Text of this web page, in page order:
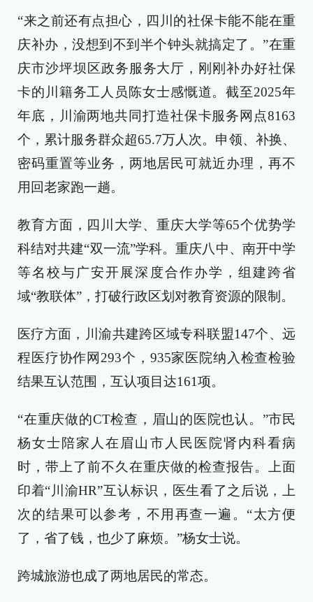
“来之前还有点担心，四川的社保卡能不能在重
庆补办，没想到不到半个钟头就搞定了。”在重
庆市沙坪坝区政务服务大厅，刚刚补办好社保
卡的川籍务工人员陈女士感慨道。截至2025年
年底，川渝两地共同打造社保卡服务网点8163
个，累计服务群众超65.7万人次。申领、补换、
密码重置等业务，两地居民可就近办理，再不
用回老家跑一趟。
教育方面，四川大学、重庆大学等65个优势学
科结对共建“双一流”学科。重庆八中、南开中学
等名校与广安开展深度合作办学，组建跨省
域“教联体”，打破行政区划对教育资源的限制。
医疗方面，川渝共建跨区域专科联盟147个、远
程医疗协作网293个，935家医院纳入检查检验
结果互认范围，互认项目达161项。
“在重庆做的CT检查，眉山的医院也认。”市民
杨女士陪家人在眉山市人民医院肾内科看病
时，带上了前不久在重庆做的检查报告。上面
印着“川渝HR”互认标识，医生看了之后说，上
次的结果可以参考，不用再查一遍。“太方便
了，省了钱，也少了麻烦。”杨女士说。
跨城旅游也成了两地居民的常态。